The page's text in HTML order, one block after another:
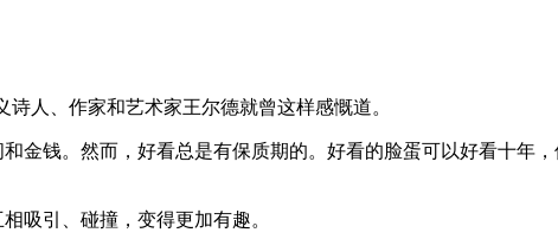
人、作家和艺术家王尔德就曾这样感慨道。
金钱。然而，好看总是有保质期的。好看的脸蛋可以好看十年
吸引、碰撞，变得更加有趣。